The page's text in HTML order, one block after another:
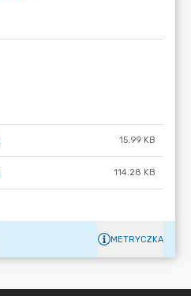
15.99 KB
114.28 KB
METRYCZKA